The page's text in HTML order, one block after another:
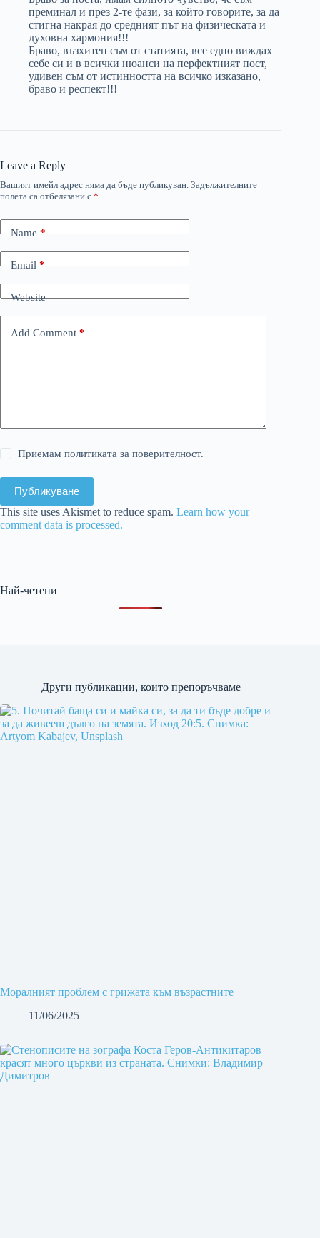
преминал и през 2-те фази, за който говорите, за да
стигна накрая до средният път на физическата и
духовна хармония!!!
Браво, възхитен съм от статията, все едно виждах
себе си и в всички нюанси на перфектният пост,
удивен съм от истинността на всичко изказано,
браво и респект!!!
Leave a Reply
Вашият имейл адрес няма да бъде публикуван. Задължителните
полета са отбелязани с *
Name*
Email*
Website
Add Comment *
Приемам политиката за поверителност.
Публикуване
This site uses Akismet to reduce spam. Learn how your
comment data is processed.
Най-четени
Други публикации, които препоръчваме
Моралният проблем с грижата към възрастните
11/06/2025